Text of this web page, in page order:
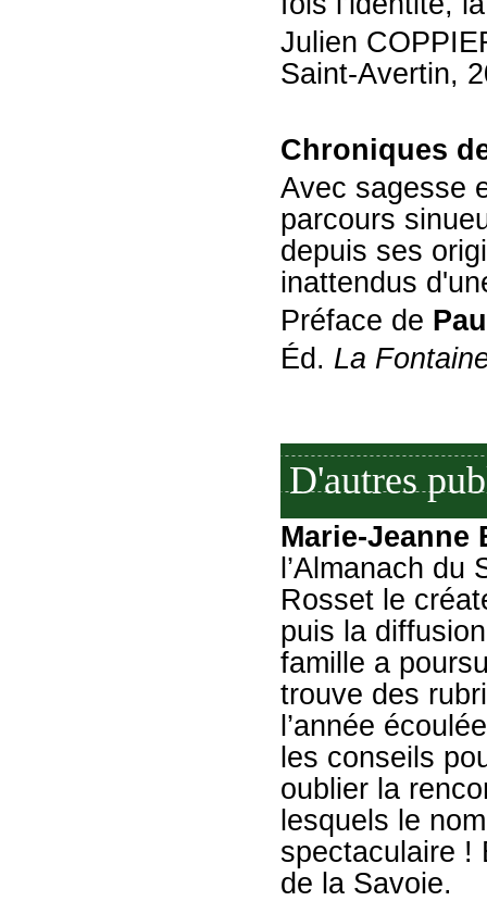
Julien
Saint-Avertin,
Chroniques
Avec sagesse
parcours
depuis ses
inattendus
Préface de
Éd. La
D'autres
Marie-Jeanne
l’Almanach
Rosset le
puis la
famille a
trouve des
l’année
les conseils
oublier la
lesquels le
spectaculaire !
de la Savoie.